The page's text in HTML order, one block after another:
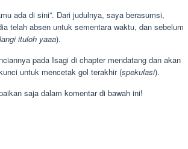
ada di sini”. Dari judulnya, saya berasumsi,
telah absen untuk sementara waktu, dan sebelum
ituloh yaaa).
pada Isagi di chapter mendatang dan akan
untuk mencetak gol terakhir (spekulasi).
saja dalam komentar di bawah ini!